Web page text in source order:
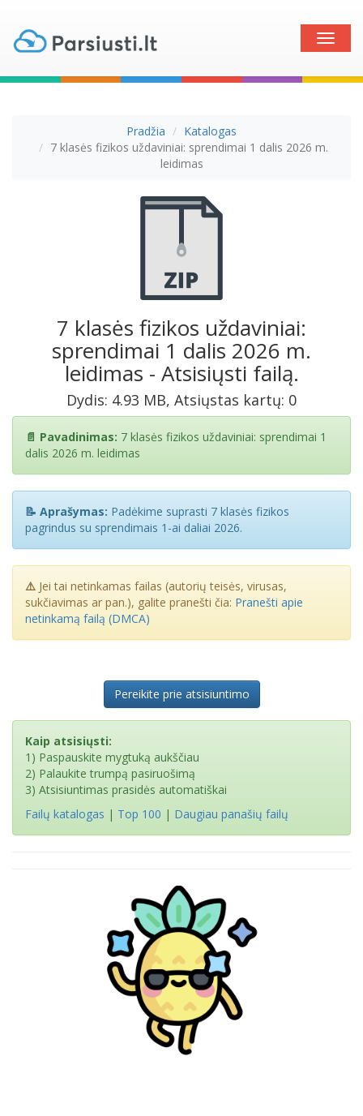
Toggle
Pradžia
Katalogas
7 klasės fizikos uždaviniai: sprendimai 1 dalis 2026 m.
leidimas
7 klasės fizikos uždaviniai:
sprendimai 1 dalis 2026 m.
leidimas - Atsisiųsti failą.
Dydis: 4.93 MB, Atsiųstas kartų: 0
📄 Pavadinimas: 7 klasės fizikos uždaviniai: sprendimai 1
dalis 2026 m. leidimas
📝 Aprašymas: Padėkime suprasti 7 klasės fizikos
pagrindus su sprendimais 1-ai daliai 2026.
⚠️ Jei tai netinkamas failas (autorių teisės, virusas,
sukčiavimas ar pan.), galite pranešti čia: Pranešti apie
netinkamą failą (DMCA)
Pereikite prie atsisiuntimo
Kaip atsisiųsti:
1) Paspauskite mygtuką aukščiau
2) Palaukite trumpą pasiruošimą
3) Atsisiuntimas prasidės automatiškai
Failų katalogas | Top 100 | Daugiau panašių failų